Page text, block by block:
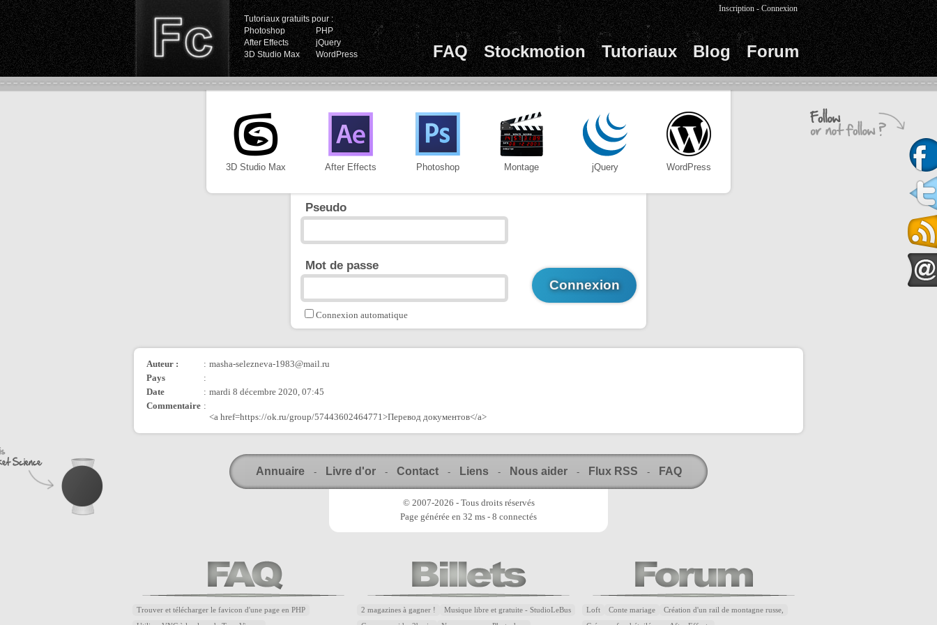
Tutoriaux gratuits pour :
Photoshop
PHP
After Effects
jQuery
3D Studio Max
WordPress FAQ Stockmotion Tutoriaux Blog Forum
Inscription -Connexion
3D Studio Max After Effects Photoshop Montage jQuery WordPress
Pseudo
Mot de passe
Connexion automatique
Auteur : : masha-selezneva-1983@mail.ru
Pays
:
Date
: mardi 8 décembre 2020, 07:45
Commentaire :
<a href=https://ok.ru/group/57443602464771>Перевод документов</a>
Annuaire - Livre d'or - Contact - Liens - Nous aider - Flux RSS - FAQ
© 2007-2026 - Tous droits réservés
Page générée en 32 ms - 8 connectés
Trouver et télécharger le favicon d'une page en PHP 2 magazines à gagner ! Musique libre et gratuite - StudioLeBus Loft Conte mariage Création d'un rail de montagne russe,